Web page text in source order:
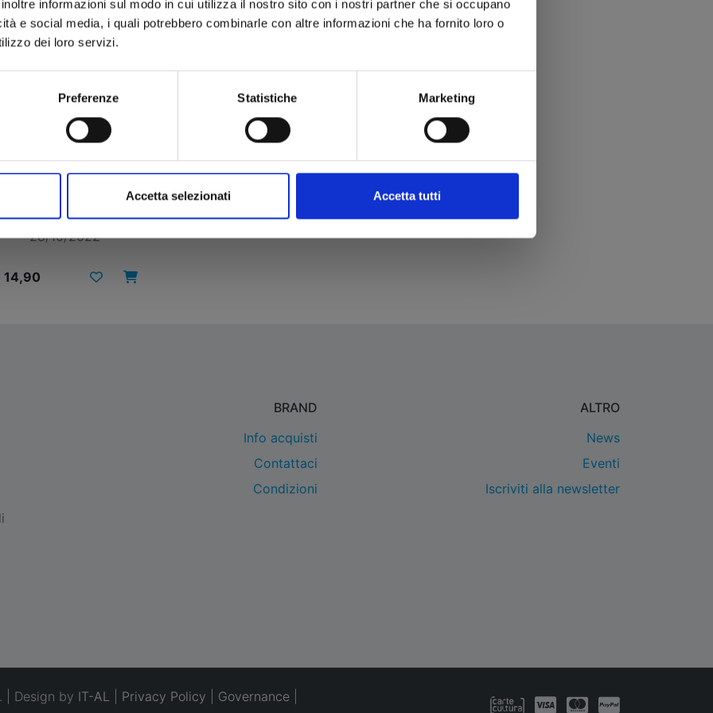
informazioni sul modo in cui utilizza il nostro sito con i nostri partner che si occupano
e social media, i quali potrebbero combinarle con altre informazioni che ha fornito loro o
dei loro servizi.
Preferenze Statistiche Marketing
Accetta selezionati Accetta tutti
- SAINT SEIYA:
28/10/2022
14,90
BRAND
Info acquisti
Contattaci
Condizioni
ALTRO
News
Eventi
Iscriviti alla newsletter
| Design by IT-AL Privacy Policy Governance